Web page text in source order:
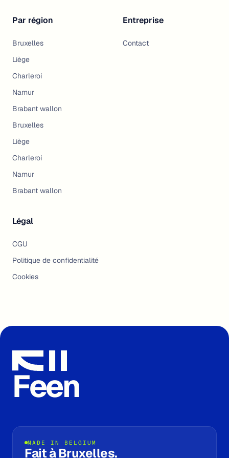
Par région
Bruxelles
Liège
Charleroi
Namur
Brabant wallon
Bruxelles
Liège
Charleroi
Namur
Brabant wallon
Entreprise
Contact
Légal
CGU
Politique de confidentialité
Cookies
Feen
MADE IN BELGIUM
Fait à Bruxelles.